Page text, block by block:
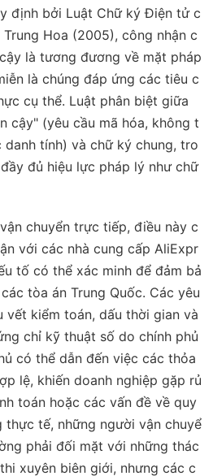
định bởi Luật Chữ ký Điện tử c
Hoa (2005), công nhận c
là tương đương về mặt pháp
là chúng đáp ứng các tiêu c
cụ thể. Luật phân biệt giữa
cậy" (yêu cầu mã hóa, không t
tính) và chữ ký chung, tro
đủ hiệu lực pháp lý như chữ
chuyển trực tiếp, điều này c
với các nhà cung cấp AliExpr
tố có thể xác minh để đảm bả
tòa án Trung Quốc. Các yêu
vết kiểm toán, dấu thời gian và
chỉ kỹ thuật số do chính phủ
có thể dẫn đến việc các thỏa
lệ, khiến doanh nghiệp gặp rủ
toán hoặc các vấn đề về quy
thực tế, những người vận chuyể
phải đối mặt với những thác
xuyên biên giới, nhưng các c